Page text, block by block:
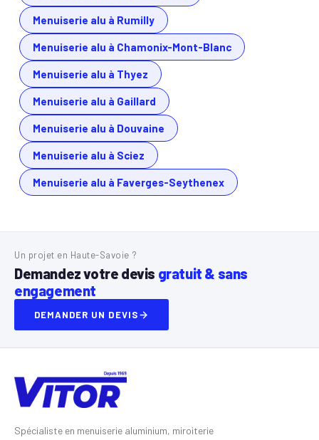
Menuiserie alu à Rumilly
Menuiserie alu à Chamonix-Mont-Blanc
Menuiserie alu à Thyez
Menuiserie alu à Gaillard
Menuiserie alu à Douvaine
Menuiserie alu à Sciez
Menuiserie alu à Faverges-Seythenex
Un projet en Haute-Savoie ?
Demandez votre devis gratuit & sans
engagement
DEMANDER UN DEVIS
Spécialiste en menuiserie aluminium, miroiterie